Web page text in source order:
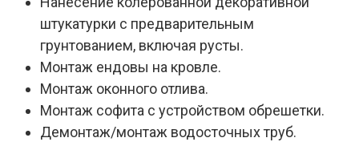
штукатурки с предварительным
грунтованием, включая русты.
Монтаж ендовы на кровле.
Монтаж оконного отлива.
Монтаж софита с устройством обрешетки.
Демонтаж/монтаж водосточных труб.